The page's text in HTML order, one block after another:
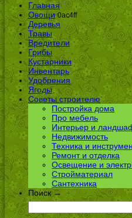
Главная
Овощи 0ac4ff
Деревья
Травы
Вредители
Грибы
Кустарники
Инвентарь
Удобрения
Ягоды
Советы строителю
Постройка дома
Про мебель
Интерьер и
Недвижимость
Техника и
Ремонт и отделка
Освещение и
Стройматериал
Сантехника
Поиск →